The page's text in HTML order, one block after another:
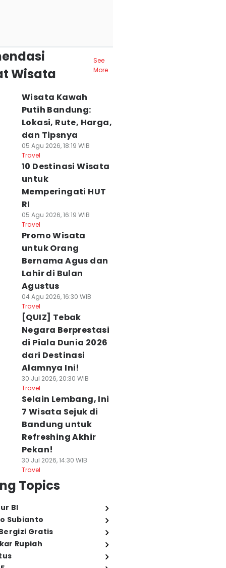
Wisata
See
More
Wisata Kawah
Putih Bandung:
Lokasi, Rute, Harga,
dan Tipsnya
05 Agu 2026, 18:19 WIB
Travel
10 Destinasi Wisata
untuk
Memperingati HUT
RI
05 Agu 2026, 16:19 WIB
Travel
Promo Wisata
untuk Orang
Bernama Agus dan
Lahir di Bulan
Agustus
04 Agu 2026, 16:30 WIB
Travel
[QUIZ] Tebak
Negara Berprestasi
di Piala Dunia 2026
dari Destinasi
Alamnya Ini!
30 Jul 2026, 20:30 WIB
Travel
Selain Lembang, Ini
7 Wisata Sejuk di
Bandung untuk
Refreshing Akhir
Pekan!
30 Jul 2026, 14:30 WIB
Travel
Topics
BI
Subianto
Gratis
Rupiah